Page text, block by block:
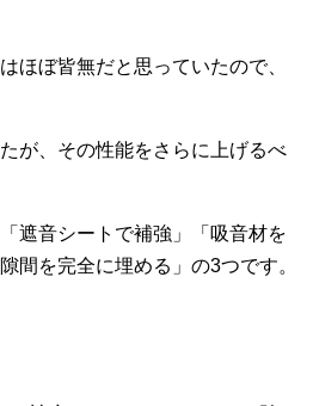
ほぼ皆無だと思っていたので、
が、その性能をさらに上げるべ
遮音シートで補強」「吸音材を
間を完全に埋める」の3つです。